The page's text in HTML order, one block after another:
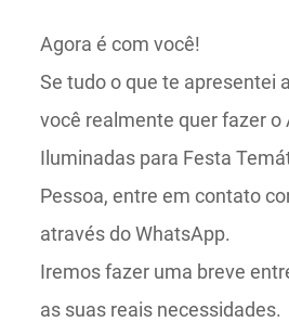
Agora é com você!
Se tudo o que te apresentei
você realmente quer fazer o
Iluminadas para Festa
Pessoa, entre em contato
através do WhatsApp.
Iremos fazer uma breve
as suas reais necessidades.